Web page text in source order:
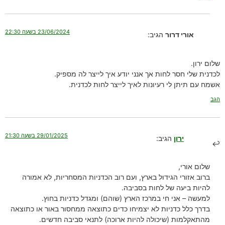
אורי דרור הגיב: 23/06/2024 בשעה 22:30
שלום ירון.
לכדנית שלי חסר לחות אך אנני יודע איך לייצר לה מספיק.
אשמח עם תיתן לי רעיונות לאיך לייצר לחות לכדנית.
הגב
ירון הגיב: 29/01/2025 בשעה 21:30
שלום אורי,
ברוב אזורי הגידול בארץ, ועם רוב הכדניות המסחריות, לא אמורה
להיות ביעה של לחות בסביבה.
למעשה – אני חי במרכז הארץ (שוהם) ומגדל כדניות בחוץ.
בדרך כלל כדניות לא יצמיחו כדים כתוצאה ממחסור באור או כתוצאה
מהתאקלמות (שיכולה להיות ארוכה) לתנאי סביבה חדשים.